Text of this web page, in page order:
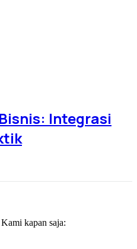
Integrasi
kapan saja: